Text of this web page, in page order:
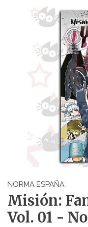
NORMA ESPAÑA
Misión:
Vol. 01 -